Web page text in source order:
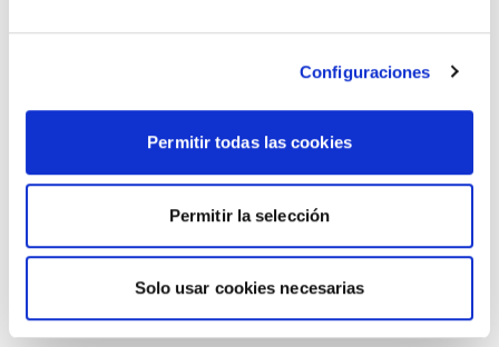
Configuraciones
Permitir todas las cookies
Permitir la selección
Solo usar cookies necesarias